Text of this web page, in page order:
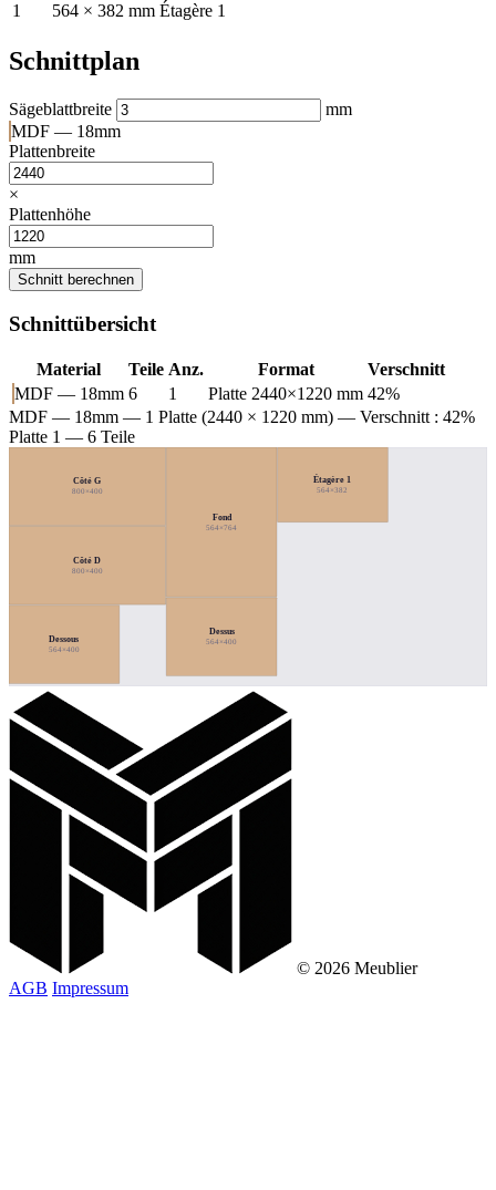
1
564 × 382 mm Étagère 1
Schnittplan
Sägeblattbreite
mm
MDF — 18mm
Plattenbreite
×
Plattenhöhe
mm
Schnitt berechnen
Schnittübersicht
Material Teile Anz. Format
Verschnitt
MDF — 18mm 6 1 Platte 2440×1220 mm 42%
MDF — 18mm — 1 Platte (2440 × 1220 mm) — Verschnitt : 42%
Platte 1 — 6 Teile
Côté G
800×400
Côté D
800×400
Fond
564×764
Dessus
564×400
Dessous
564×400
Étagère 1
564×382
© 2026 Meublier
AGB Impressum